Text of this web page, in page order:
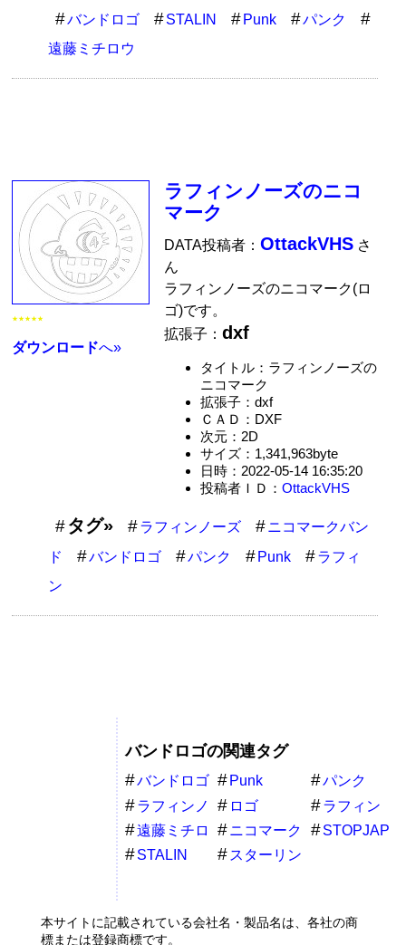
バンドロゴ
STALIN Punk
パンク
遠藤ミチロウ
★★★★★
ダウンロードへ»
ラフィンノーズのニコ
マーク
DATA投稿者：OttackVHS さ
ん
ラフィンノーズのニコマーク(ロ
ゴ)です。
拡張子：dxf
タイトル：ラフィンノーズの
ニコマーク
拡張子：dxf
ＣＡＤ：DXF
次元：2D
サイズ：1,341,963byte
日時：2022-05-14 16:35:20
投稿者ＩＤ： OttackVHS
タグ» ラフィンノーズ
ニコマークバン
ド
バンドロゴ パンク Punk
ラフィ
ン
バンドロゴの関連タグ
バンドロゴ Punk
パンク
ラフィンノ
ーズ
ロゴ
ラフィン
遠藤ミチロ
ウ
ニコマーク
バンド
STOPJAP
STALIN
スターリン
本サイトに記載されている会社名・製品名は、各社の商
標または登録商標です。